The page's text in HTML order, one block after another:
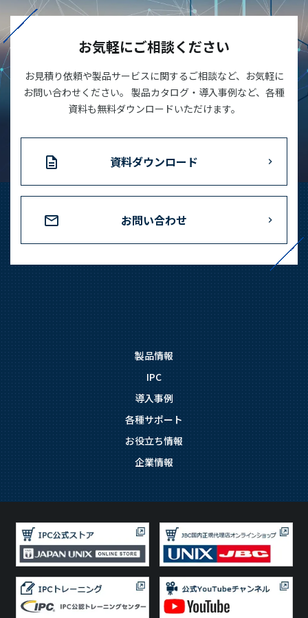
03-3588-0551
お問い合わせ
資料ダウンロード
お気軽にご相談ください
お見積り依頼や製品サービスに関するご相談など、お気軽に
お問い合わせください。 製品カタログ・導入事例など、各種
資料も無料ダウンロードいただけます。
資料ダウンロード
お問い合わせ
製品情報
IPC
導入事例
各種サポート
お役立ち情報
企業情報